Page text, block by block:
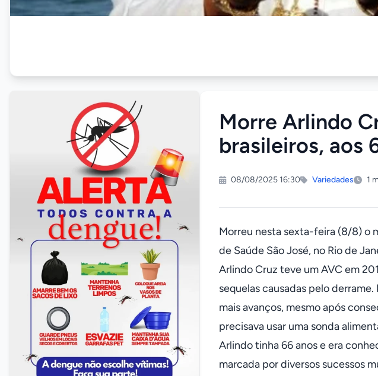
Morre Arlindo
brasileiros, aos
08/08/2025 16:30 Variedades 1
Morreu nesta sexta-feira (8/8) o
de Saúde São José, no Rio de
Arlindo Cruz teve um AVC em
sequelas causadas pelo
mais avanços, mesmo após
precisava usar uma sonda
Arlindo tinha 66 anos e era
marcada por diversos sucessos